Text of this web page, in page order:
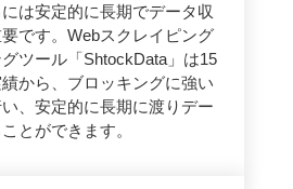
は安定的に長期でデータ収
です。Webスクレイピング
ツール「ShtockData」は15
から、ブロッキングに強い
、安定的に長期に渡りデー
とができます。